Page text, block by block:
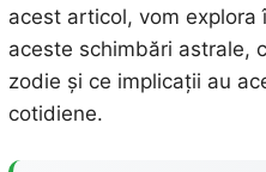
acest articol, vom explora
aceste schimbări astrale,
zodie și ce implicații au
cotidiene.